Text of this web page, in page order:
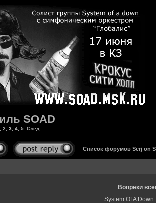
SOAD
2 3 4 5 След.
Список форумов Serj on
Вопреки
System Of A Down